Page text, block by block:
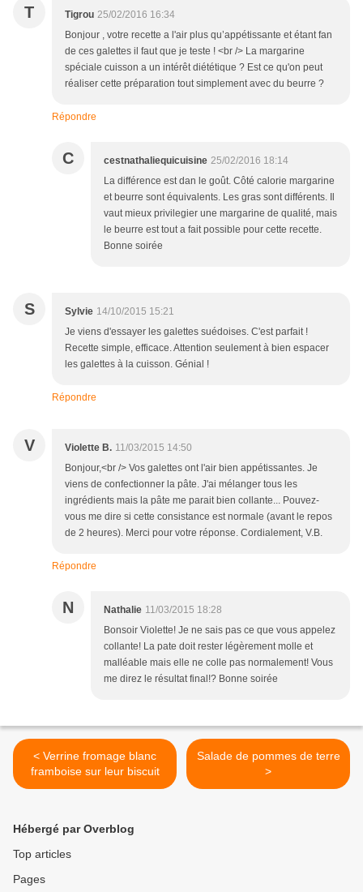
T Tigrou 25/02/2016 16:34
Bonjour , votre recette a l'air plus qu’appétissante et étant fan
de ces galettes il faut que je teste ! <br /> La margarine
spéciale cuisson a un intérêt diététique ? Est ce qu'on peut
réaliser cette préparation tout simplement avec du beurre ?
Répondre
C cestnathaliequicuisine 25/02/2016 18:14
La différence est dan le goût. Côté calorie margarine
et beurre sont équivalents. Les gras sont différents. Il
vaut mieux privilegier une margarine de qualité, mais
le beurre est tout a fait possible pour cette recette.
Bonne soirée
S Sylvie 14/10/2015 15:21
Je viens d'essayer les galettes suédoises. C'est parfait !
Recette simple, efficace. Attention seulement à bien espacer
les galettes à la cuisson. Génial !
Répondre
V Violette B. 11/03/2015 14:50
Bonjour,<br /> Vos galettes ont l'air bien appétissantes. Je
viens de confectionner la pâte. J'ai mélanger tous les
ingrédients mais la pâte me parait bien collante... Pouvez-
vous me dire si cette consistance est normale (avant le repos
de 2 heures). Merci pour votre réponse. Cordialement, V.B.
Répondre
N Nathalie 11/03/2015 18:28
Bonsoir Violette! Je ne sais pas ce que vous appelez
collante! La pate doit rester légèrement molle et
malléable mais elle ne colle pas normalement! Vous
me direz le résultat final!? Bonne soirée
< Verrine fromage blanc
framboise sur leur biscuit
Salade de pommes de terre
>
Hébergé par Overblog
Top articles
Pages